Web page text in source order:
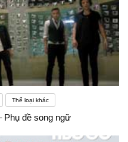
Thể loại khác
Phụ đề song ngữ